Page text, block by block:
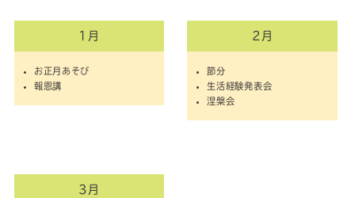
1月
お正月あそび
報恩講
2月
節分
生活経験発表会
涅槃会
3月